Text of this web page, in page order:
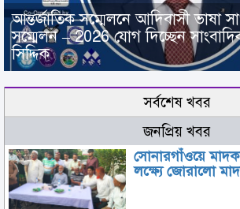
আন্তর্জাতিক সম্মেলনে আদিবাসী ভাষা
সম্মেলন – 2026 যোগ দিচ্ছেন
সিদ্দিক
সর্বশেষ খবর
জনপ্রিয় খবর
সোনারগাঁওয়ে
লক্ষ্যে জোরালো